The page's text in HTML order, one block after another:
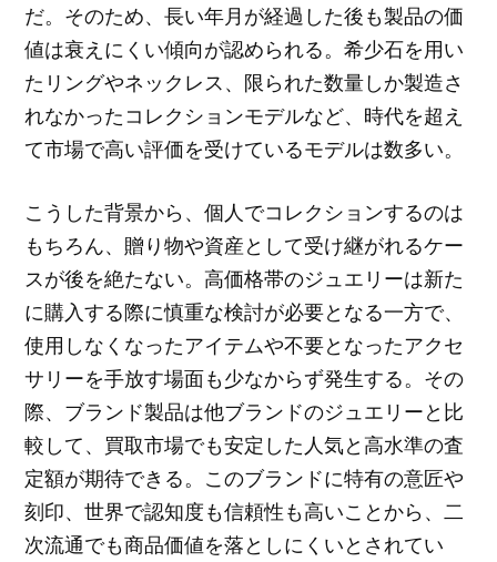
だ。そのため、長い年月が経過した後も製品の価
値は衰えにくい傾向が認められる。希少石を用い
たリングやネックレス、限られた数量しか製造さ
れなかったコレクションモデルなど、時代を超え
て市場で高い評価を受けているモデルは数多い。
こうした背景から、個人でコレクションするのは
もちろん、贈り物や資産として受け継がれるケー
スが後を絶たない。高価格帯のジュエリーは新た
に購入する際に慎重な検討が必要となる一方で、
使用しなくなったアイテムや不要となったアクセ
サリーを手放す場面も少なからず発生する。その
際、ブランド製品は他ブランドのジュエリーと比
較して、買取市場でも安定した人気と高水準の査
定額が期待できる。このブランドに特有の意匠や
刻印、世界で認知度も信頼性も高いことから、二
次流通でも商品価値を落としにくいとされてい